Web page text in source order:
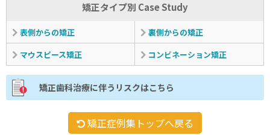
矯正タイプ別 Case Study
表側からの矯正
裏側からの矯正
マウスピース矯正
コンビネーション矯正
矯正歯科治療に伴うリスクはこちら
矯正症例集トップへ戻る